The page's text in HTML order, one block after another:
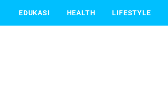
EDUKASI HEALTH LIFESTYLE